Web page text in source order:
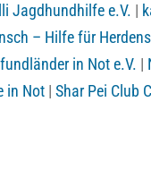
Jagdhundhilfe e.V. |
– Hilfe für
in Not e.V. |
in Not | Shar Pei Club